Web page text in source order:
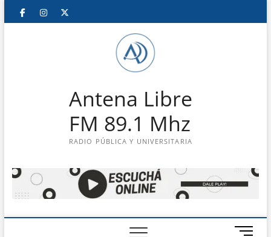
Saltar
FacebookInstagram
Antena Libre
FM 89.1 Mhz
RADIO PÚBLICA Y UNIVERSITARIA
B